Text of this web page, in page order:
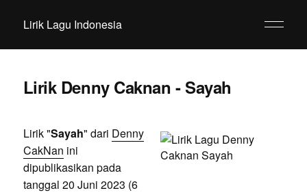
Lirik Lagu Indonesia
Lirik Denny Caknan - Sayah
Lirik "Sayah" dari Denny
CakNan ini
dipublikasikan pada
tanggal 20 Juni 2023 (6